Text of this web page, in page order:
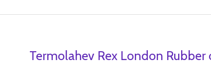
Termolahev Rex London Rubber
PůvodníAktuální
Termolahev